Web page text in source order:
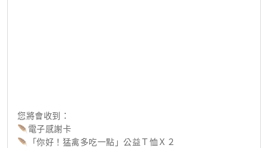
您將會收到：
🪶電子感謝卡
🪶「你好！猛禽多吃一點」公益Ｔ恤Ｘ２